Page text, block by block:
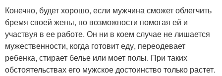
Конечно, будет хорошо, если мужчина сможет облегчить
бремя своей жены, по возможности помогая ей и
участвуя в ее работе. Он ни в коем случае не лишается
мужественности, когда готовит еду, переодевает
ребенка, стирает белье или моет полы. При таких
обстоятельствах его мужское достоинство только растет.